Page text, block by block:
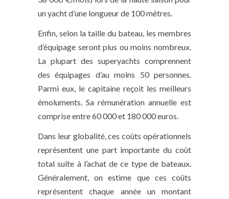
un yacht d’une longueur de 100 mètres.
Enfin, selon la taille du bateau, les membres
d’équipage seront plus ou moins nombreux.
La plupart des superyachts comprennent
des équipages d’au moins 50 personnes.
Parmi eux, le capitaine reçoit les meilleurs
émoluments. Sa rémunération annuelle est
comprise entre 60 000 et 180 000 euros.
Dans leur globalité, ces coûts opérationnels
représentent une part importante du coût
total suite à l’achat de ce type de bateaux.
Généralement, on estime que ces coûts
représentent chaque année un montant